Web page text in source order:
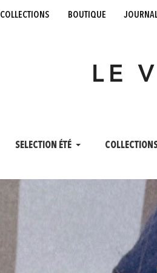
collections boutique
LE
SELECTION ÉTÉ